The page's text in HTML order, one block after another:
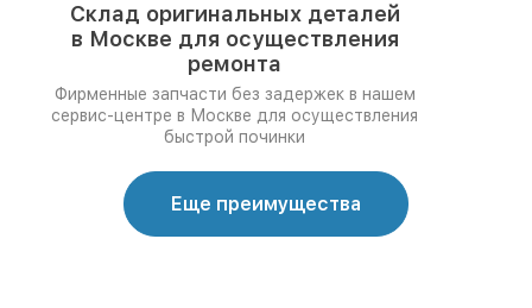
Склад оригинальных деталей
в Москве для осуществления
ремонта
Фирменные запчасти без задержек в нашем
сервис-центре в Москве для осуществления
быстрой починки
Еще преимущества